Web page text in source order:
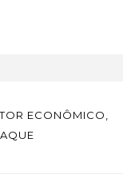
ECONÔMICO,